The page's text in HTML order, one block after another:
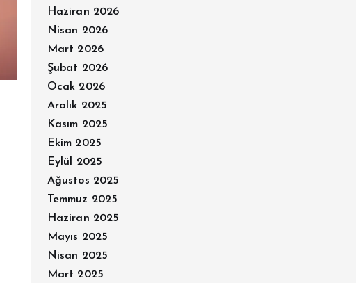
Haziran 2026
Nisan 2026
Mart 2026
Şubat 2026
Ocak 2026
Aralık 2025
Kasım 2025
Ekim 2025
Eylül 2025
Ağustos 2025
Temmuz 2025
Haziran 2025
Mayıs 2025
Nisan 2025
Mart 2025